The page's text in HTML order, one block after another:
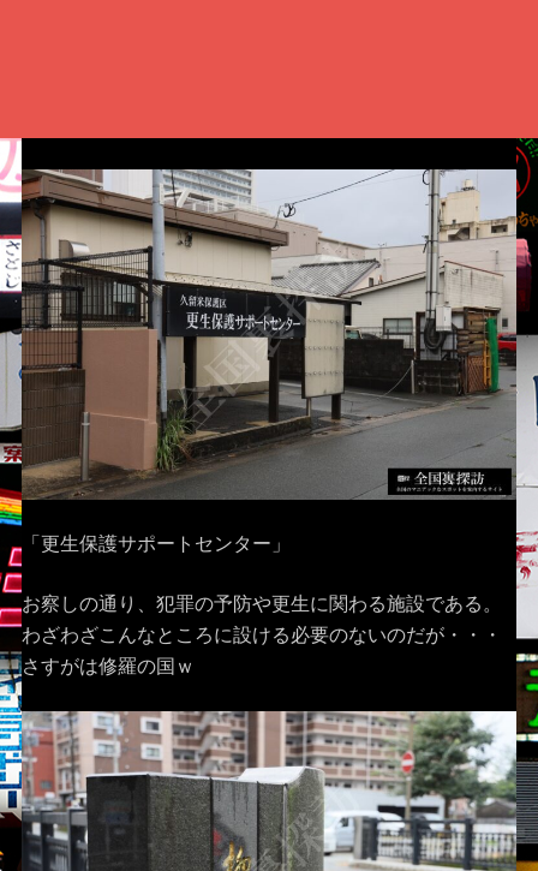
「更生保護サポートセンター」
お察しの通り、犯罪の予防や更生に関わる施設である。
わざわざこんなところに設ける必要のないのだが・・・
さすがは修羅の国ｗ